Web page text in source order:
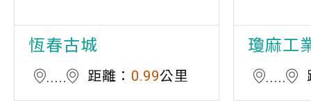
恆春古城
距離： 0.99公里
瓊麻工